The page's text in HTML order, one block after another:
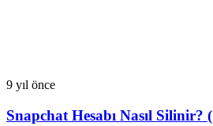
9 yıl önce
Snapchat Hesabı Nasıl